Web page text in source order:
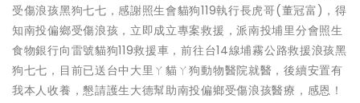
受傷浪孩黑狗七七，感謝照生會貓狗119執行長虎哥(董冠富)，得
知南投偏鄉受傷浪孩，立即成立專案救援，派南投埔里分會照生
食物銀行向雷號貓狗119救援車，前往台14線埔霧公路救援浪孩黑
狗七七，目前已送台中大里ㄚ貓ㄚ狗動物醫院就醫，後續安置有
我本人收養，懇請護生大德幫助南投偏鄉受傷浪孩醫療，感恩！